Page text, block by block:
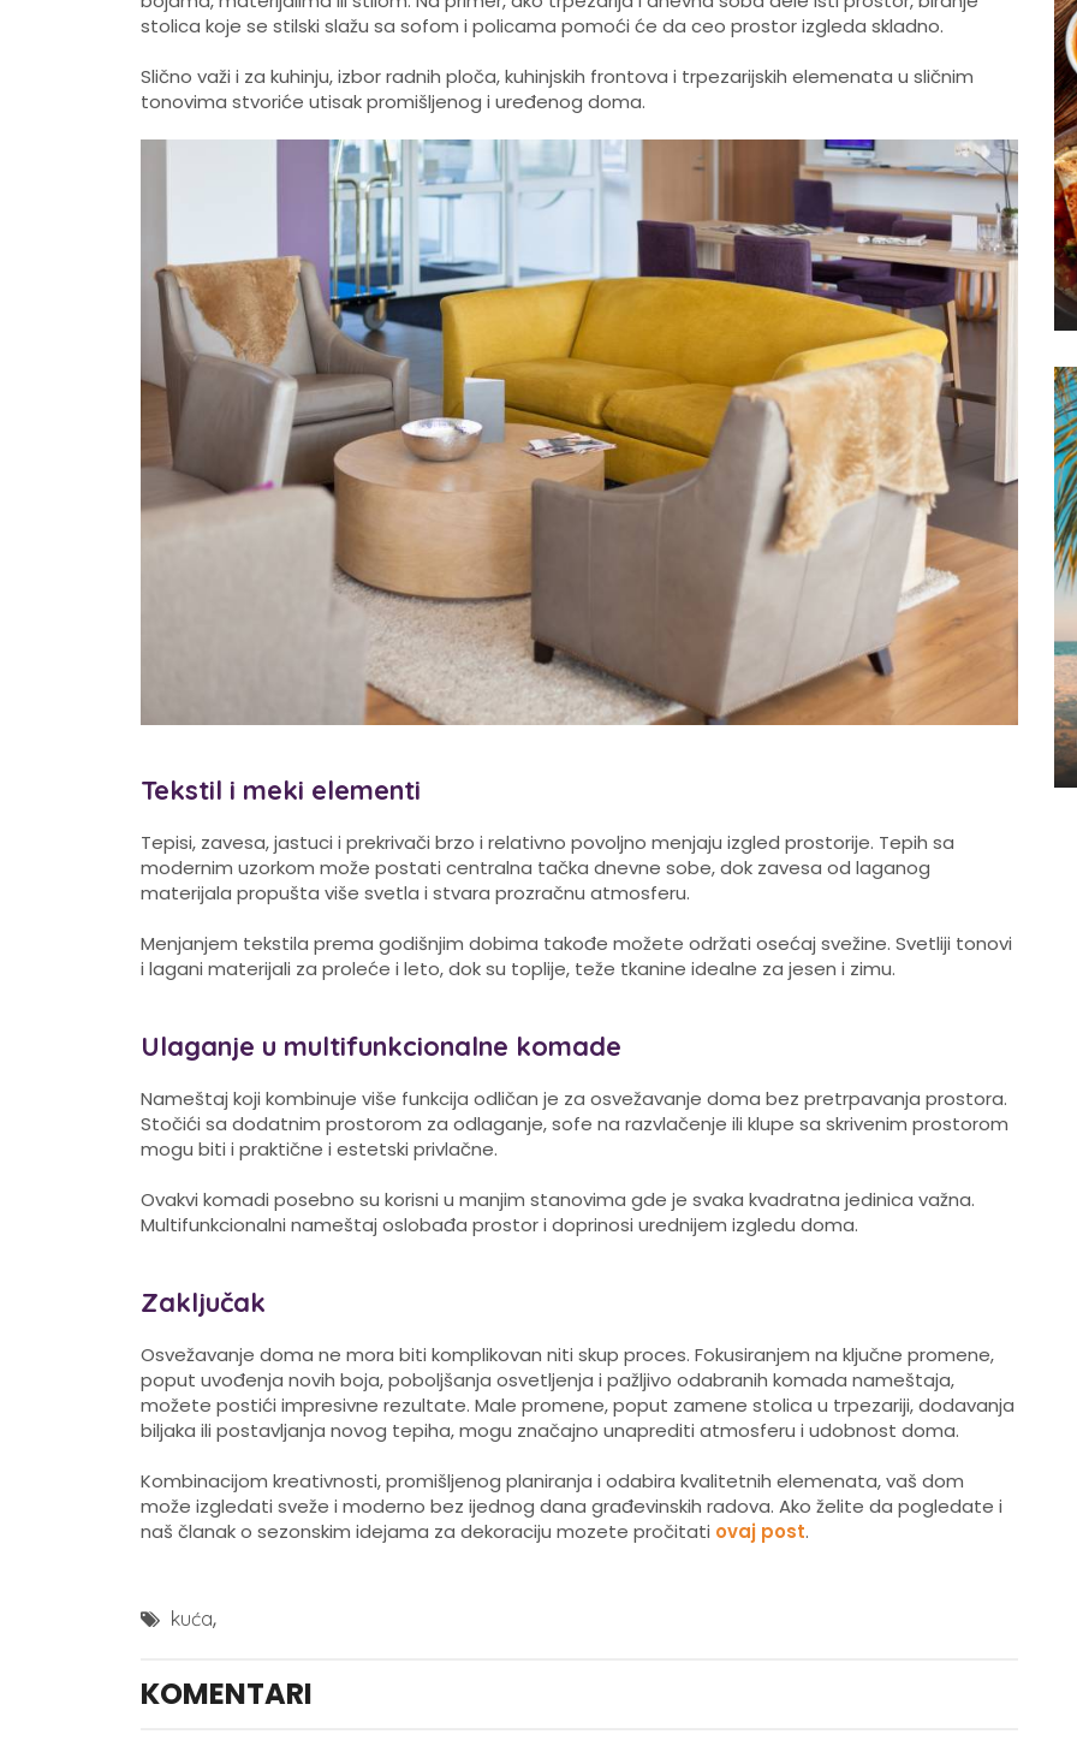
stolica koje se stilski slažu sa sofom i policama pomoći će da ceo prostor izgleda skladno.
Slično važi i za kuhinju, izbor radnih ploča, kuhinjskih frontova i trpezarijskih elemenata u sličnim
tonovima stvoriće utisak promišljenog i uređenog doma.
Tekstil i meki elementi
Tepisi, zavesa, jastuci i prekrivači brzo i relativno povoljno menjaju izgled prostorije. Tepih sa
modernim uzorkom može postati centralna tačka dnevne sobe, dok zavesa od laganog
materijala propušta više svetla i stvara prozračnu atmosferu.
Menjanjem tekstila prema godišnjim dobima takođe možete održati osećaj svežine. Svetliji tonovi
i lagani materijali za proleće i leto, dok su toplije, teže tkanine idealne za jesen i zimu.
Ulaganje u multifunkcionalne komade
Nameštaj koji kombinuje više funkcija odličan je za osvežavanje doma bez pretrpavanja prostora.
Stočići sa dodatnim prostorom za odlaganje, sofe na razvlačenje ili klupe sa skrivenim prostorom
mogu biti i praktične i estetski privlačne.
Ovakvi komadi posebno su korisni u manjim stanovima gde je svaka kvadratna jedinica važna.
Multifunkcionalni nameštaj oslobađa prostor i doprinosi urednijem izgledu doma.
Zaključak
Osvežavanje doma ne mora biti komplikovan niti skup proces. Fokusiranjem na ključne promene,
poput uvođenja novih boja, poboljšanja osvetljenja i pažljivo odabranih komada nameštaja,
možete postići impresivne rezultate. Male promene, poput zamene stolica u trpezariji, dodavanja
biljaka ili postavljanja novog tepiha, mogu značajno unaprediti atmosferu i udobnost doma.
Kombinacijom kreativnosti, promišljenog planiranja i odabira kvalitetnih elemenata, vaš dom
može izgledati sveže i moderno bez ijednog dana građevinskih radova. Ako želite da pogledate i
naš članak o sezonskim idejama za dekoraciju mozete pročitati ovaj post.
kuća,
KOMENTARI